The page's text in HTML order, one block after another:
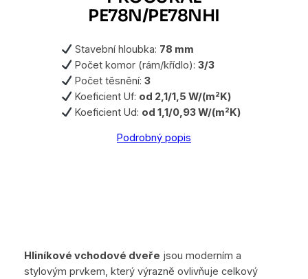
PE78N/PE78NHI
Stavební hloubka: 78 mm
Počet komor (rám/křídlo):3/3
Počet těsnění:3
Koeficient Uf: od 2,1/1,5 W/(m²K)
Koeficient Ud: od 1,1/0,93 W/(m²K)
Podrobný popis
Hliníkové vchodové dveře jsou moderním a
stylovým prvkem, který výrazně ovlivňuje celkový